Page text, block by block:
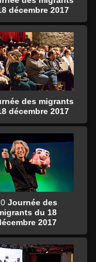
décembre 2017
des migrants
décembre 2017
Journée des
du 18
2017